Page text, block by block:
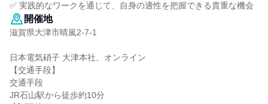
✅ 実践的なワークを通じて、自身の適性を把握できる貴重な機会
開催地
滋賀県大津市晴嵐2-7-1
日本電気硝子 大津本社、オンライン
【交通手段】
交通手段
JR石山駅から徒歩約10分